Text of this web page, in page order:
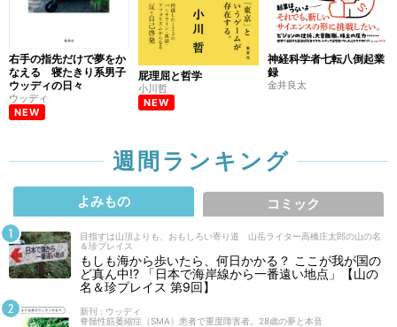
右手の指先だけで夢をか
なえる 寝たきり系男子
ウッディの日々
ウッディ
NEW
屁理屈と哲学
小川哲
NEW
神経科学者七転八倒起業
録
金井良太
週間ランキング
よみもの コミック
目指すは山頂よりも、おもしろい寄り道 山岳ライター高橋庄太郎の山の名
＆珍プレイス
もしも海から歩いたら、何日かかる？ ここが我が国の
ど真ん中!? 「日本で海岸線から一番遠い地点」【山の
名＆珍プレイス 第9回】
新刊 : ウッディ
脊髄性筋萎縮症（SMA）患者で重度障害者。28歳の夢と本音